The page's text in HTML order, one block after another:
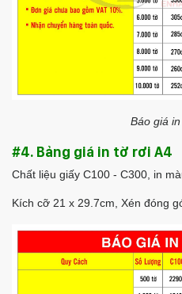
Báo giá
#4. Bảng giá in tờ rơi A4
Chất liệu giấy C100 - C300, in
Kích cỡ 21 x 29.7cm, Xén đóng